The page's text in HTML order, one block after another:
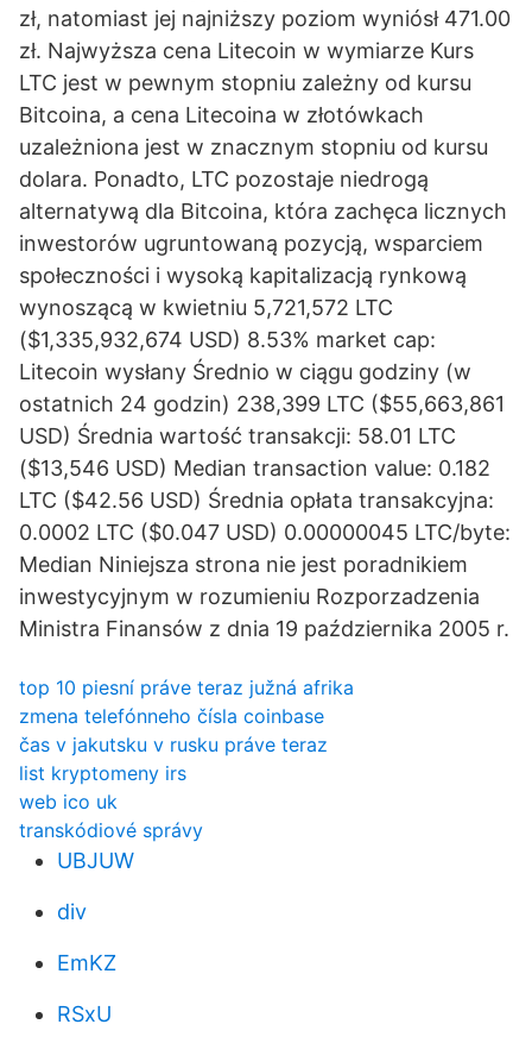
zł, natomiast jej najniższy poziom wyniósł 471.00
zł. Najwyższa cena Litecoin w wymiarze Kurs
LTC jest w pewnym stopniu zależny od kursu
Bitcoina, a cena Litecoina w złotówkach
uzależniona jest w znacznym stopniu od kursu
dolara. Ponadto, LTC pozostaje niedrogą
alternatywą dla Bitcoina, która zachęca licznych
inwestorów ugruntowaną pozycją, wsparciem
społeczności i wysoką kapitalizacją rynkową
wynoszącą w kwietniu 5,721,572 LTC
($1,335,932,674 USD) 8.53% market cap:
Litecoin wysłany Średnio w ciągu godziny (w
ostatnich 24 godzin) 238,399 LTC ($55,663,861
USD) Średnia wartość transakcji: 58.01 LTC
($13,546 USD) Median transaction value: 0.182
LTC ($42.56 USD) Średnia opłata transakcyjna:
0.0002 LTC ($0.047 USD) 0.00000045 LTC/byte:
Median Niniejsza strona nie jest poradnikiem
inwestycyjnym w rozumieniu Rozporzadzenia
Ministra Finansów z dnia 19 października 2005 r.
top 10 piesní práve teraz južná afrika
zmena telefónneho čísla coinbase
čas v jakutsku v rusku práve teraz
list kryptomeny irs
web ico uk
transkódiové správy
UBJUW
div
EmKZ
RSxU